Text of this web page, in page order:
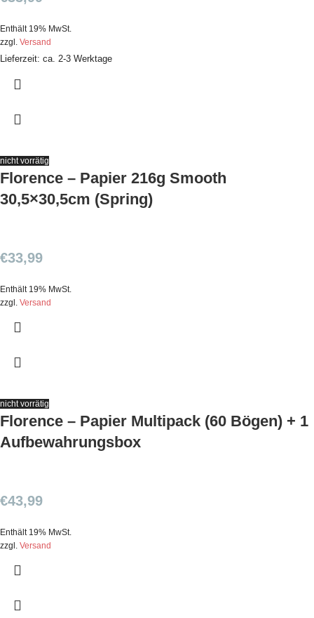
Enthält 19% MwSt.
zzgl. Versand
Lieferzeit: ca. 2-3 Werktage
nicht vorrätig
Florence – Papier 216g Smooth
30,5×30,5cm (Spring)
€33,99
Enthält 19% MwSt.
zzgl. Versand
nicht vorrätig
Florence – Papier Multipack (60 Bögen) + 1
Aufbewahrungsbox
€43,99
Enthält 19% MwSt.
zzgl. Versand